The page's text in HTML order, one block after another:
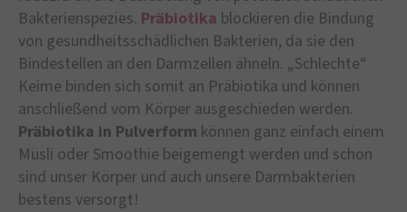
Bakterienspezies. Präbiotika blockieren die Bindung
von gesundheitsschädlichen Bakterien, da sie den
Bindestellen an den Darmzellen ähneln. „Schlechte“
Keime binden sich somit an Präbiotika und können
anschließend vom Körper ausgeschieden werden.
Präbiotika in Pulverform können ganz einfach einem
Müsli oder Smoothie beigemengt werden und schon
sind unser Körper und auch unsere Darmbakterien
bestens versorgt!